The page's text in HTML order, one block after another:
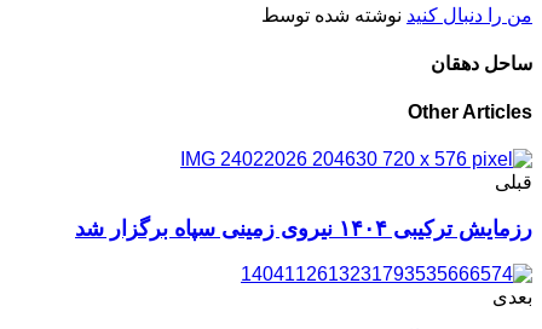
من را دنبال کنید نوشته شده توسط
ساحل دهقان
Other Articles
قبلی
رزمایش ترکیبی ۱۴۰۴ نیروی زمینی سپاه برگزار شد
بعدی